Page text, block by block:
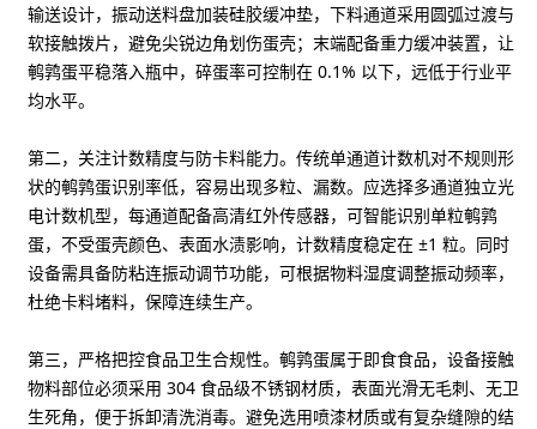
输送设计，振动送料盘加装硅胶缓冲垫，下料通道采用圆弧过渡与
软接触拨片，避免尖锐边角划伤蛋壳；末端配备重力缓冲装置，让
鹌鹑蛋平稳落入瓶中，碎蛋率可控制在 0.1% 以下，远低于行业平
均水平。
第二，关注计数精度与防卡料能力。传统单通道计数机对不规则形
状的鹌鹑蛋识别率低，容易出现多粒、漏数。应选择多通道独立光
电计数机型，每通道配备高清红外传感器，可智能识别单粒鹌鹑
蛋，不受蛋壳颜色、表面水渍影响，计数精度稳定在 ±1 粒。同时
设备需具备防粘连振动调节功能，可根据物料湿度调整振动频率，
杜绝卡料堵料，保障连续生产。
第三，严格把控食品卫生合规性。鹌鹑蛋属于即食食品，设备接触
物料部位必须采用 304 食品级不锈钢材质，表面光滑无毛刺、无卫
生死角，便于拆卸清洗消毒。避免选用喷漆材质或有复杂缝隙的结